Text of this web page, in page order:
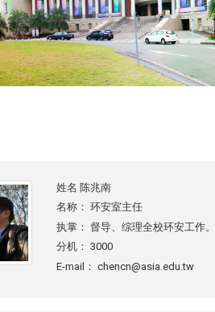
姓名 陈兆南
名称： 环安室主任
执掌： 督导、综理全校环安工作。
分机： 3000
E-mail： chencn@asia.edu.tw